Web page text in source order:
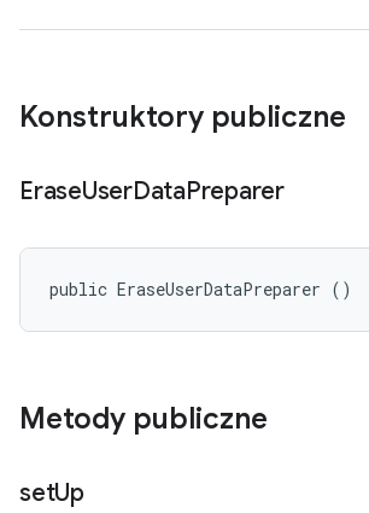
Konstruktory publiczne
EraseUserDataPreparer
public EraseUserDataPreparer ()
Metody publiczne
setUp